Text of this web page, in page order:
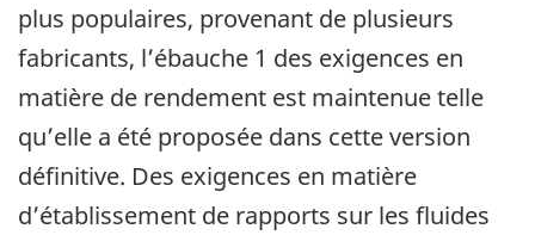
plus populaires, provenant de plusieurs
fabricants, l’ébauche 1 des exigences en
matière de rendement est maintenue telle
qu’elle a été proposée dans cette version
définitive. Des exigences en matière
d’établissement de rapports sur les fluides